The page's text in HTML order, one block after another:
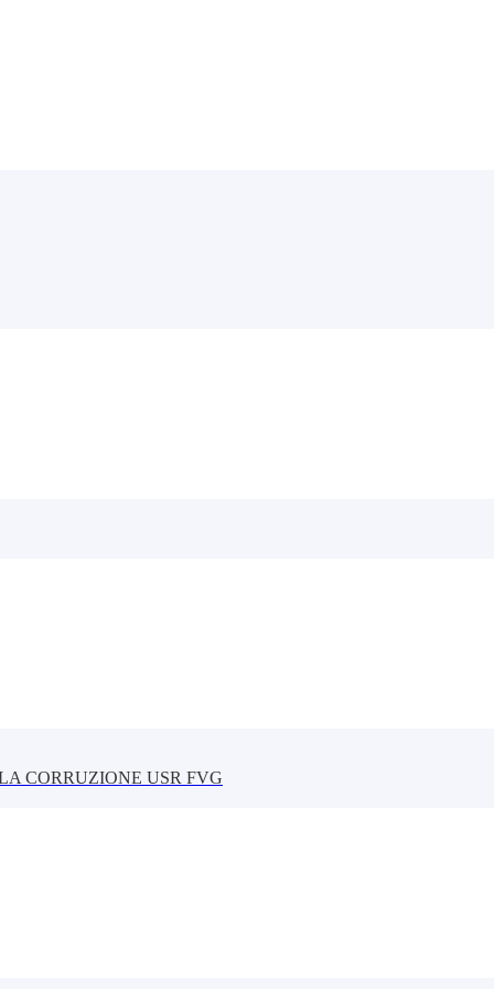
CORRUZIONE USR FVG